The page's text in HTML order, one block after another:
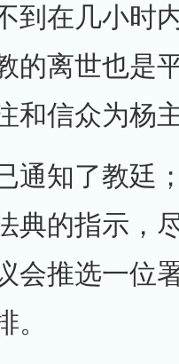
到在几小时
的离世也是
和信众为杨
通知了教廷
典的指示，
会推选一位
。